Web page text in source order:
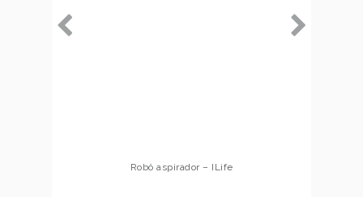
Robô aspirador – ILife